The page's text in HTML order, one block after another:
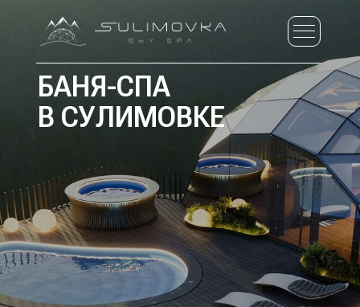
БАНЯ-СПА
В СУЛИМОВКЕ